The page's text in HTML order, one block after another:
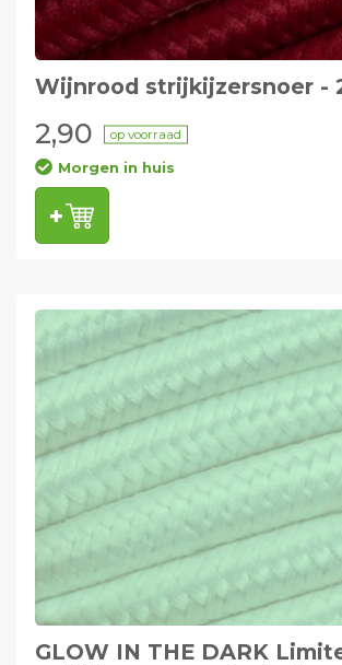
Wijnrood strijkijzersnoer -
2,90 op voorraad
Morgen in huis
GLOW IN THE DARK